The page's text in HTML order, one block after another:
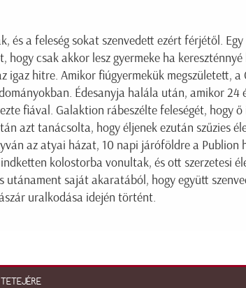
és a feleség sokat szenvedett ezért férjétől. Egy
csak akkor lesz gyermeke ha kereszténnyé
igaz hitre. Amikor fiúgyermekük megszületett, a
Édesanyja halála után, amikor 24
fiával. Galaktion rábeszélte feleségét, hogy ő
azt tanácsolta, hogy éljenek ezután szűzies
az atyai házat, 10 napi járóföldre a Publion
kolostorba vonultak, és ott szerzetesi
saját akaratából, hogy együtt
uralkodása idején történt.